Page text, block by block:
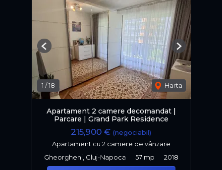
1 /18 Harta
Previous Next
Apartament 2 camere decomandat |
Parcare | Grand Park Residence
215,900 € (negociabil)
Apartament cu 2 camere de vânzare
Gheorgheni, Cluj-Napoca
57 mp 2018